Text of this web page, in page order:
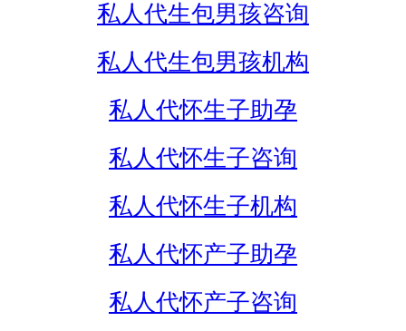
私人代生包男孩咨询
私人代生包男孩机构
私人代怀生子助孕
私人代怀生子咨询
私人代怀生子机构
私人代怀产子助孕
私人代怀产子咨询